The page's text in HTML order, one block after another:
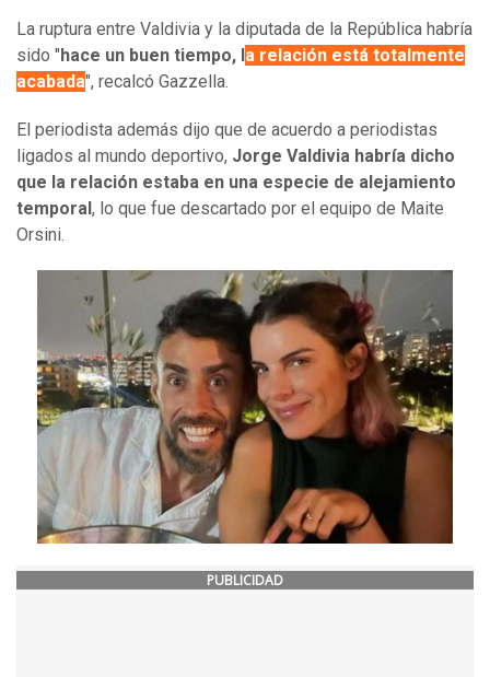
La ruptura entre Valdivia y la diputada de la República habría
sido "hace un buen tiempo, la relación está totalmente
acabada", recalcó Gazzella.
El periodista además dijo que de acuerdo a periodistas
ligados al mundo deportivo, Jorge Valdivia habría dicho
que la relación estaba en una especie de alejamiento
temporal, lo que fue descartado por el equipo de Maite
Orsini.
PUBLICIDAD